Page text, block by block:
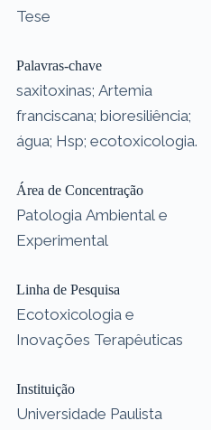
Tese
Palavras-chave
saxitoxinas; Artemia
franciscana; bioresiliência;
água; Hsp; ecotoxicologia.
Área de Concentração
Patologia Ambiental e
Experimental
Linha de Pesquisa
Ecotoxicologia e
Inovações Terapêuticas
Instituição
Universidade Paulista